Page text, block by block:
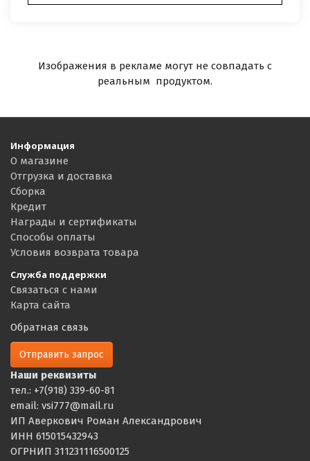
Изображения в рекламе могут не совпадать с
реальным продуктом.
Информация
О магазине
Отгрузка и доставка
Сборка
Кредит
Награды и сертификаты
Способы оплаты
Условия возврата товара
Служба поддержки
Связаться с нами
Карта сайта
Обратная связь
Отправить запрос
Наши реквизиты
тел.: +7(918) 339-60-81
email: vsi777@mail.ru
ИП Аверкович Роман Александрович
ИНН 615015432943
ОГРНИП 311231116500125